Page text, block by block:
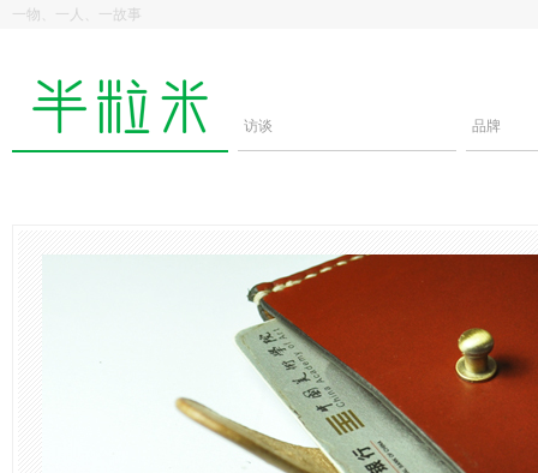
一物、一人、一故事
访谈 品牌